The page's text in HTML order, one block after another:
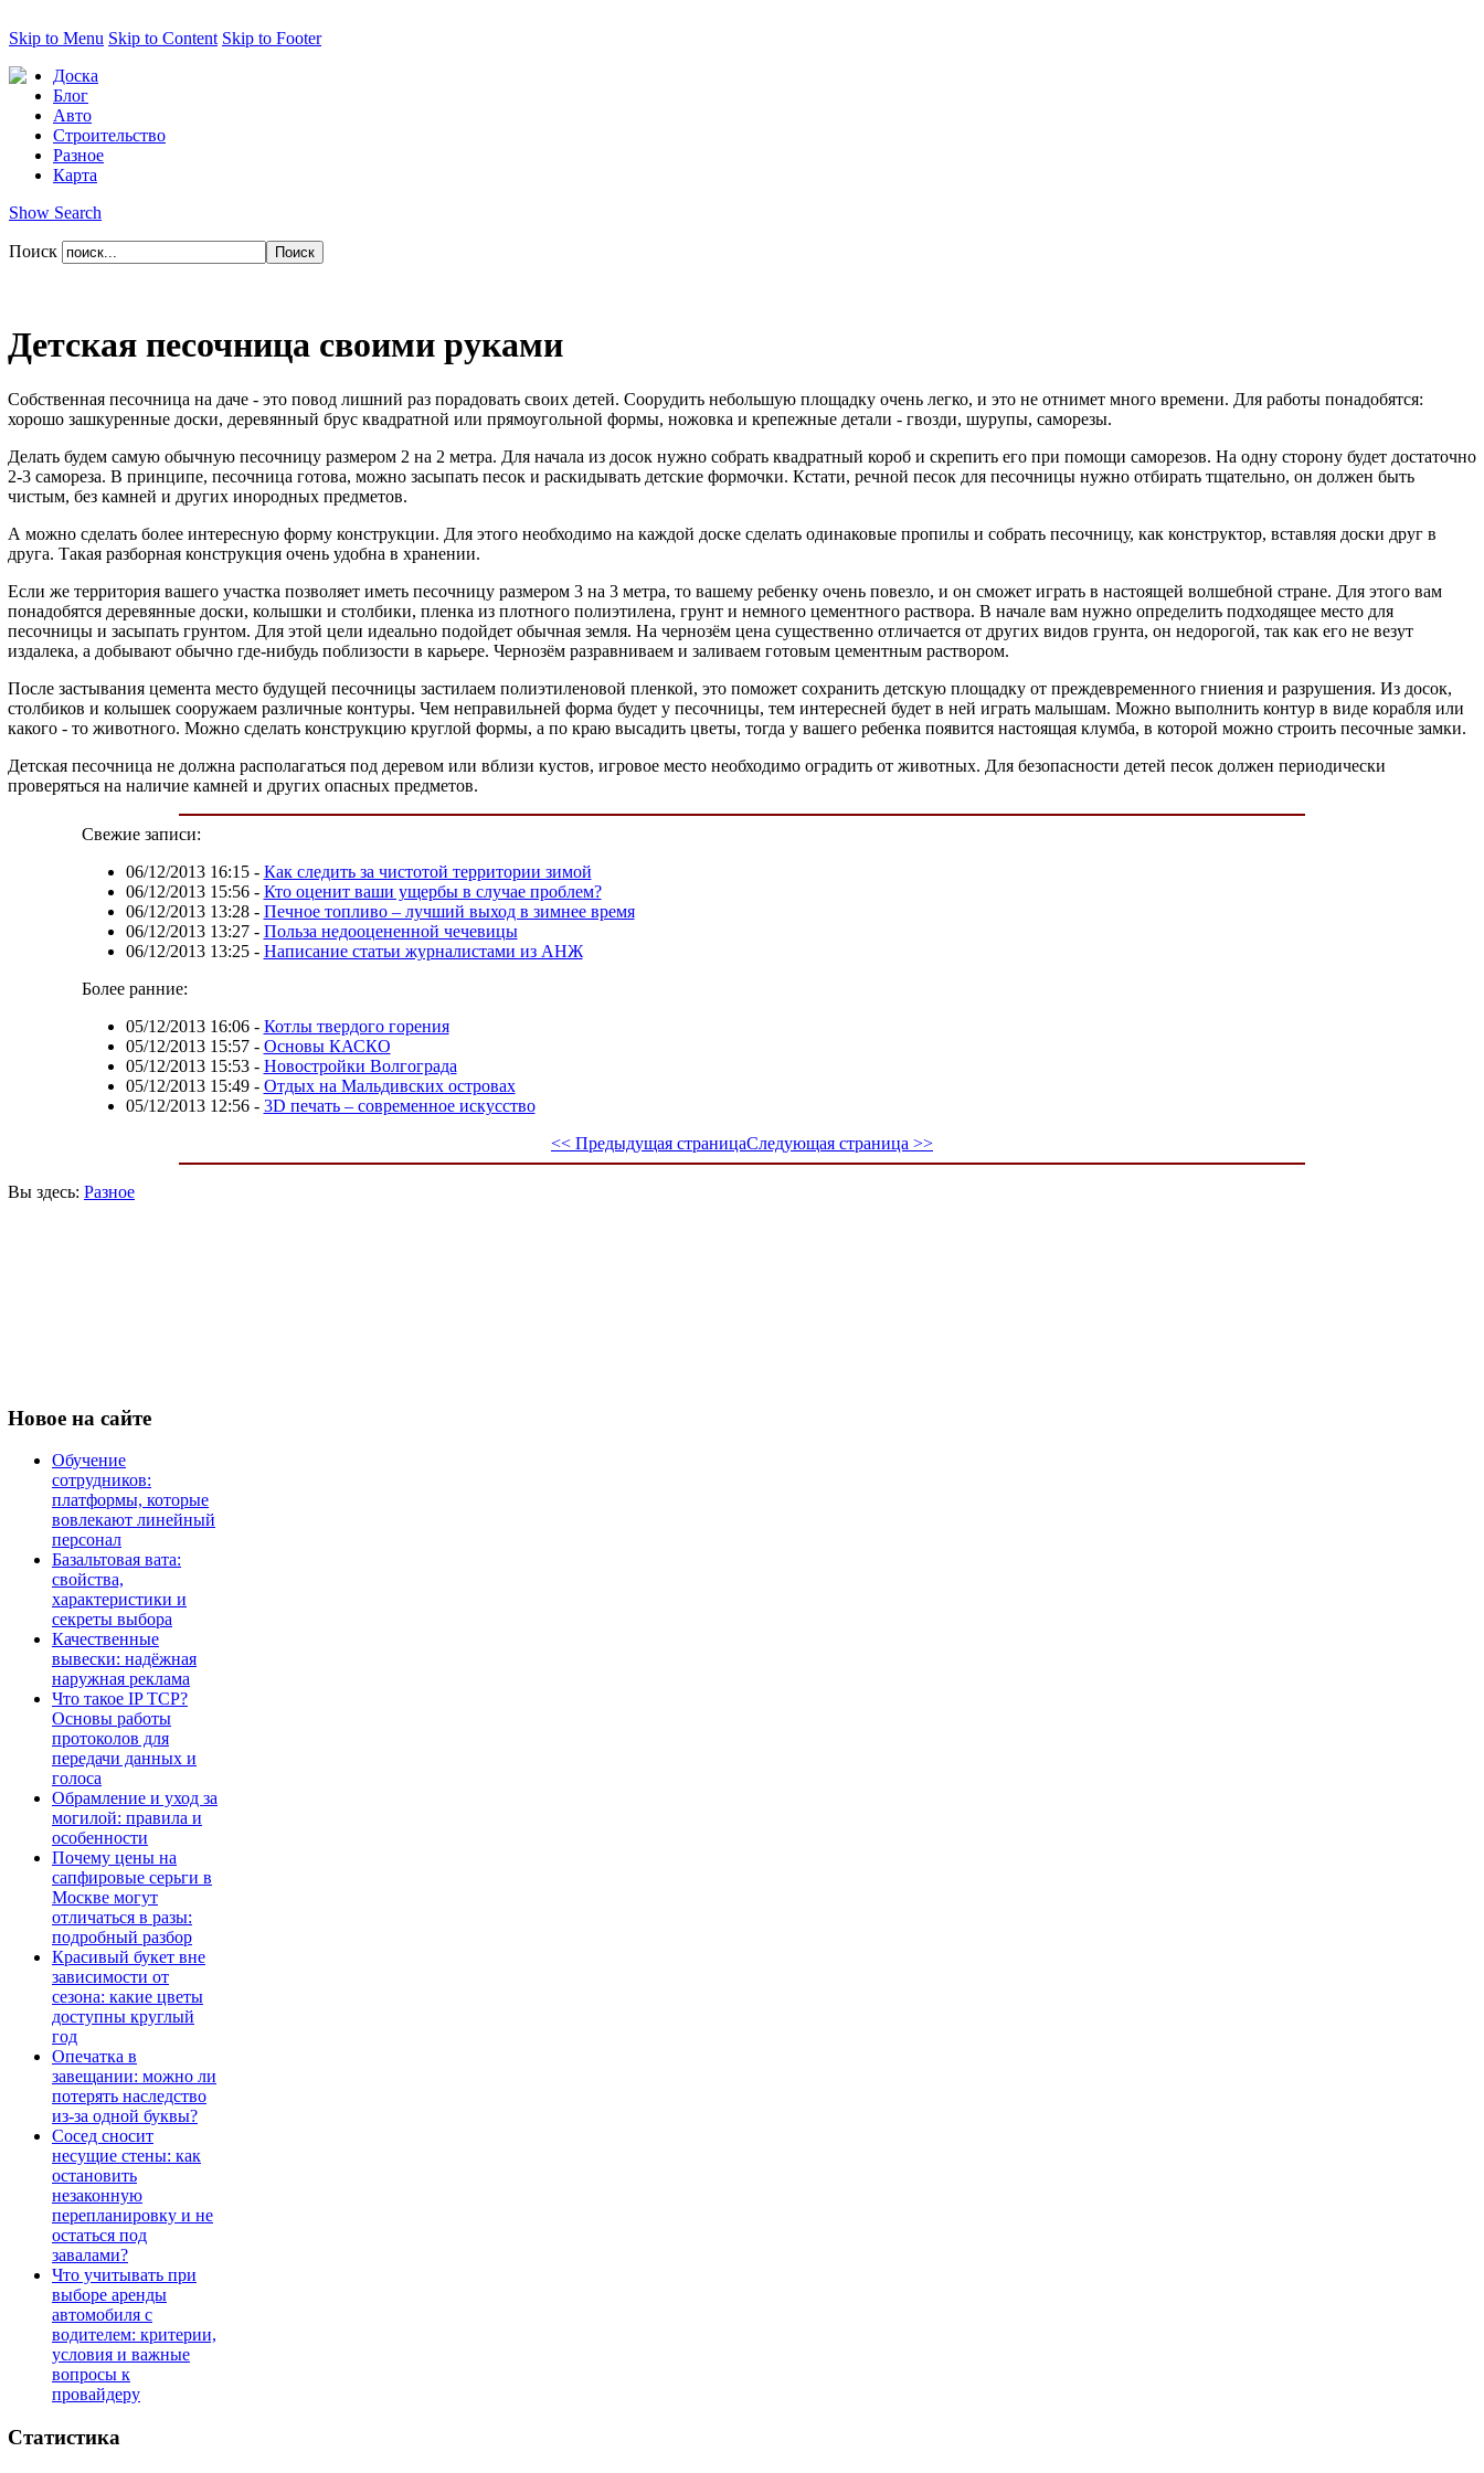
Skip to Menu Skip to Content Skip to Footer
Доска
Блог
Авто
Строительство
Разное
Карта
Show Search
Поиск
Детская песочница своими руками
Собственная песочница на даче - это повод лишний раз порадовать своих детей. Соорудить небольшую площадку очень легко, и это не отнимет много времени. Для работы понадобятся:
хорошо зашкуренные доски, деревянный брус квадратной или прямоугольной формы, ножовка и крепежные детали - гвозди, шурупы, саморезы.
Делать будем самую обычную песочницу размером 2 на 2 метра. Для начала из досок нужно собрать квадратный короб и скрепить его при помощи саморезов. На одну сторону будет достаточно
2-3 самореза. В принципе, песочница готова, можно засыпать песок и раскидывать детские формочки. Кстати, речной песок для песочницы нужно отбирать тщательно, он должен быть
чистым, без камней и других инородных предметов.
А можно сделать более интересную форму конструкции. Для этого необходимо на каждой доске сделать одинаковые пропилы и собрать песочницу, как конструктор, вставляя доски друг в
друга. Такая разборная конструкция очень удобна в хранении.
Если же территория вашего участка позволяет иметь песочницу размером 3 на 3 метра, то вашему ребенку очень повезло, и он сможет играть в настоящей волшебной стране. Для этого вам
понадобятся деревянные доски, колышки и столбики, пленка из плотного полиэтилена, грунт и немного цементного раствора. В начале вам нужно определить подходящее место для
песочницы и засыпать грунтом. Для этой цели идеально подойдет обычная земля. На чернозём цена существенно отличается от других видов грунта, он недорогой, так как его не везут
издалека, а добывают обычно где-нибудь поблизости в карьере. Чернозём разравниваем и заливаем готовым цементным раствором.
После застывания цемента место будущей песочницы застилаем полиэтиленовой пленкой, это поможет сохранить детскую площадку от преждевременного гниения и разрушения. Из досок,
столбиков и колышек сооружаем различные контуры. Чем неправильней форма будет у песочницы, тем интересней будет в ней играть малышам. Можно выполнить контур в виде корабля или
какого - то животного. Можно сделать конструкцию круглой формы, а по краю высадить цветы, тогда у вашего ребенка появится настоящая клумба, в которой можно строить песочные замки.
Детская песочница не должна располагаться под деревом или вблизи кустов, игровое место необходимо оградить от животных. Для безопасности детей песок должен периодически
проверяться на наличие камней и других опасных предметов.
Свежие записи:
06/12/2013 16:15- Как следить за чистотой территории зимой
06/12/2013 15:56- Кто оценит ваши ущербы в случае проблем?
06/12/2013 13:28- Печное топливо – лучший выход в зимнее время
06/12/2013 13:27- Польза недооцененной чечевицы
06/12/2013 13:25- Написание статьи журналистами из АНЖ
Более ранние:
05/12/2013 16:06- Котлы твердого горения
05/12/2013 15:57- Основы КАСКО
05/12/2013 15:53- Новостройки Волгограда
05/12/2013 15:49- Отдых на Мальдивских островах
05/12/2013 12:56- 3D печать – современное искусство
<< Предыдущая страницаСледующая страница >>
Вы здесь: Разное
Новое на сайте
Обучение
сотрудников:
платформы, которые
вовлекают линейный
персонал
Базальтовая вата:
свойства,
характеристики и
секреты выбора
Качественные
вывески: надёжная
наружная реклама
Что такое IP TCP?
Основы работы
протоколов для
передачи данных и
голоса
Обрамление и уход за
могилой: правила и
особенности
Почему цены на
сапфировые серьги в
Москве могут
отличаться в разы:
подробный разбор
Красивый букет вне
зависимости от
сезона: какие цветы
доступны круглый
год
Опечатка в
завещании: можно ли
потерять наследство
из-за одной буквы?
Сосед сносит
несущие стены: как
остановить
незаконную
перепланировку и не
остаться под
завалами?
Что учитывать при
выборе аренды
автомобиля с
водителем: критерии,
условия и важные
вопросы к
провайдеру
Статистика